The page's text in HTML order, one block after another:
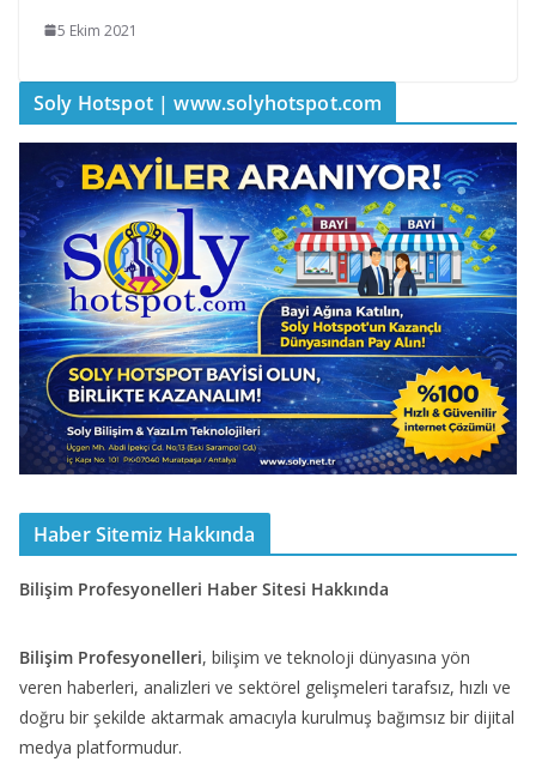
5 Ekim 2021
Soly Hotspot | www.solyhotspot.com
Haber Sitemiz Hakkında
Bilişim Profesyonelleri Haber Sitesi Hakkında
Bilişim Profesyonelleri, bilişim ve teknoloji dünyasına yön
veren haberleri, analizleri ve sektörel gelişmeleri tarafsız, hızlı ve
doğru bir şekilde aktarmak amacıyla kurulmuş bağımsız bir dijital
medya platformudur.